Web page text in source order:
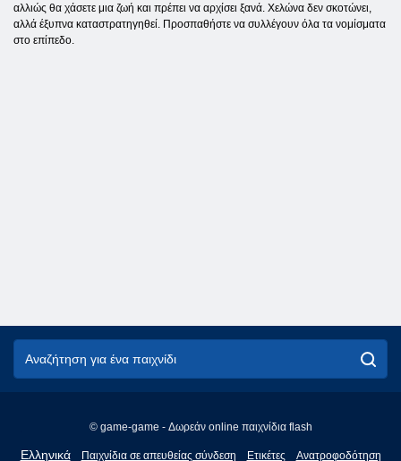
αλλιώς θα χάσετε μια ζωή και πρέπει να αρχίσει ξανά. Χελώνα δεν σκοτώνει,
αλλά έξυπνα καταστρατηγηθεί. Προσπαθήστε να συλλέγουν όλα τα νομίσματα
στο επίπεδο.
© game-game - Δωρεάν online παιχνίδια flash
Ελληνικά
English
Παιχνίδια σε απευθείας σύνδεση Ετικέτες Ανατροφοδότηση